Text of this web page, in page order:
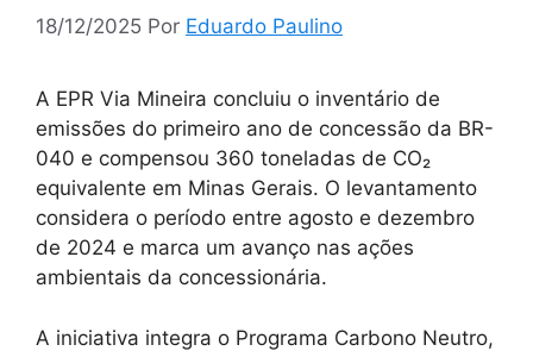
18/12/2025 Por Eduardo Paulino
A EPR Via Mineira concluiu o inventário de
emissões do primeiro ano de concessão da BR-
040 e compensou 360 toneladas de CO₂
equivalente em Minas Gerais. O levantamento
considera o período entre agosto e dezembro
de 2024 e marca um avanço nas ações
ambientais da concessionária.
A iniciativa integra o Programa Carbono Neutro,